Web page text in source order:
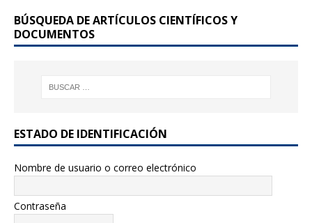
o
k
BÚSQUEDA DE ARTÍCULOS CIENTÍFICOS Y
DOCUMENTOS
ESTADO DE IDENTIFICACIÓN
Nombre de usuario o correo electrónico
Contraseña